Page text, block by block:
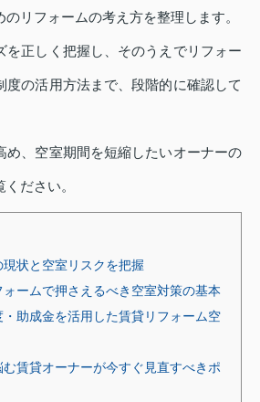
リフォームの考え方を整理します。
を正しく把握し、そのうえでリフォー
度の活用方法まで、段階的に確認して
め、空室期間を短縮したいオーナーの
ださい。
現状と空室リスクを把握
ォームで押さえるべき空室対策の基本
・助成金を活用した賃貸リフォーム空
む賃貸オーナーが今すぐ見直すべきポ